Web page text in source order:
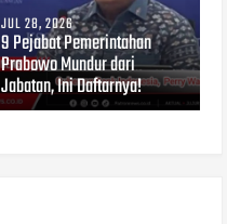
JUL 28, 2026
9 Pejabat Pemerintahan
Prabowo Mundur dari
Jabatan, Ini Daftarnya!